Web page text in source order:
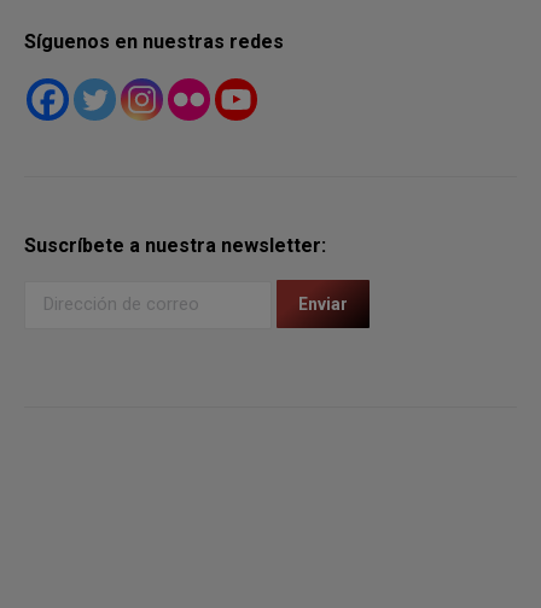
Síguenos en nuestras redes
Suscríbete a nuestra newsletter: